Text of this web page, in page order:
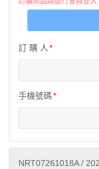
訂 購 人
手機號碼
NRT07261018A /